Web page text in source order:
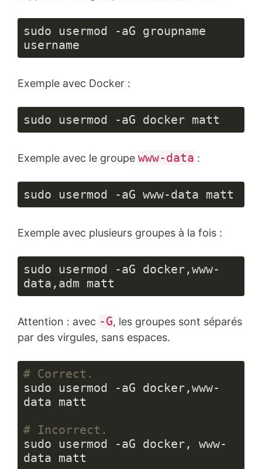
sudo usermod -aG groupname
username
Exemple avec Docker :
sudo usermod -aG docker matt
Exemple avec le groupe www-data :
sudo usermod -aG www-data matt
Exemple avec plusieurs groupes à la fois :
sudo usermod -aG docker,www-
data,adm matt
Attention : avec -G, les groupes sont séparés
par des virgules, sans espaces.
# Correct.
sudo usermod -aG docker,www-
data matt
# Incorrect.
sudo usermod -aG docker, www-
data matt